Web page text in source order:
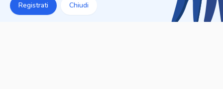
Registrati Chiudi